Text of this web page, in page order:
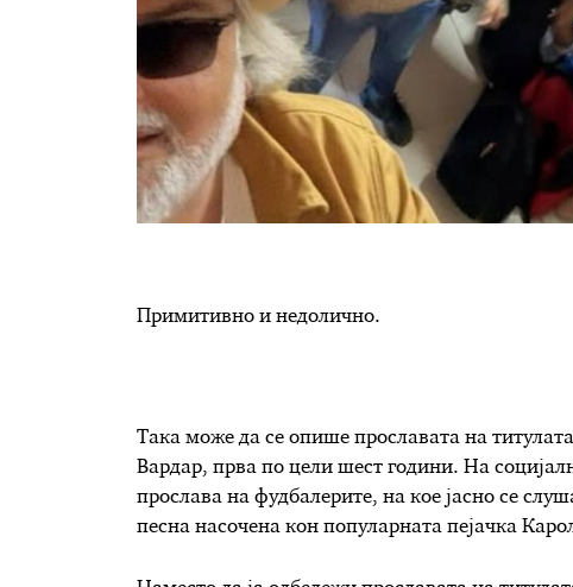
Примитивно и недолично.
Така може да се опише прославата на
Вардар, прва по цели шест години. На
прослава на фудбалерите, на кое јасно се
песна насочена кон популарната пејачка